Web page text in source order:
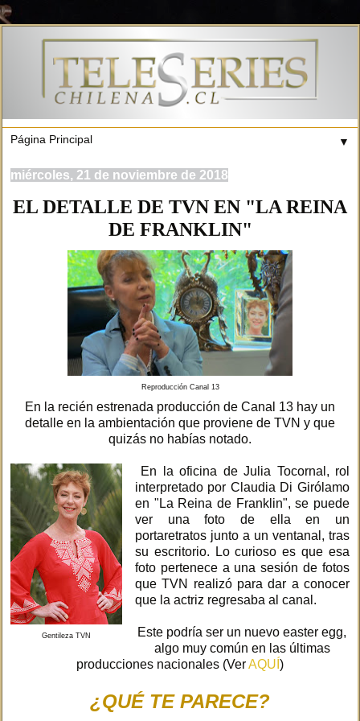
▼
miércoles, 21 de noviembre de 2018
EL DETALLE DE TVN EN "LA REINA
DE FRANKLIN"
Reproducción Canal 13
En la recién estrenada producción de Canal 13 hay un
detalle en la ambientación que proviene de TVN y que
quizás no habías notado.
Gentileza TVN
En la oficina de Julia Tocornal, rol
interpretado por Claudia Di Girólamo
en "La Reina de Franklin", se puede
ver una foto de ella en un
portaretratos junto a un ventanal, tras
su escritorio. Lo curioso es que esa
foto pertenece a una sesión de fotos
que TVN realizó para dar a conocer
que la actriz regresaba al canal.
Este podría ser un nuevo easter egg,
algo muy común en las últimas
producciones nacionales (VerAQUÍ )
¿QUÉ TE PARECE?